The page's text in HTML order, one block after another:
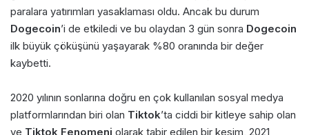
paralara yatırımları yasaklaması oldu. Ancak bu durum
Dogecoin’i de etkiledi ve bu olaydan 3 gün sonra Dogecoin
ilk büyük çöküşünü yaşayarak %80 oranında bir değer
kaybetti.
2020 yılının sonlarına doğru en çok kullanılan sosyal medya
platformlarından biri olan Tiktok’ta ciddi bir kitleye sahip olan
ve Tiktok Fenomeni olarak tabir edilen bir kesim, 2021